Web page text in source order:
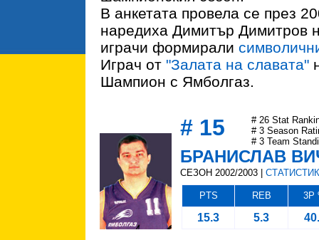
В анкетата провела се през
наредиха Димитър Димитров
играчи формирали
Играч от "Залата на славата"
Шампион с Ямболгаз.
# 15
# 26 Stat
# 3 Season
# 3 Team
БРАНИСЛАВ
СЕЗОН 2002/2003 |
PTS REB 3P
15.3 5.3